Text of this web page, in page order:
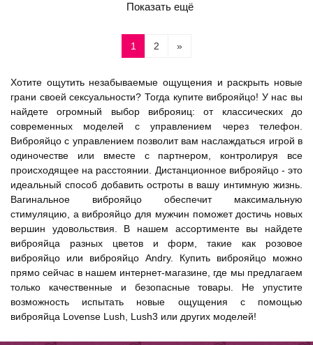
Показать ещё
1 2 »
Хотите ощутить незабываемые ощущения и раскрыть новые
грани своей сексуальности? Тогда купите виброяйцо! У нас вы
найдете огромный выбор виброяиц: от классических до
современных моделей с управлением через телефон.
Виброяйцо с управлением позволит вам наслаждаться игрой в
одиночестве или вместе с партнером, контролируя все
происходящее на расстоянии. Дистанционное виброяйцо - это
идеальный способ добавить остроты в вашу интимную жизнь.
Вагинальное виброяйцо обеспечит максимальную
стимуляцию, а виброяйцо для мужчин поможет достичь новых
вершин удовольствия. В нашем ассортименте вы найдете
виброяйца разных цветов и форм, такие как розовое
виброяйцо или виброяйцо Andry. Купить виброяйцо можно
прямо сейчас в нашем интернет-магазине, где мы предлагаем
только качественные и безопасные товары. Не упустите
возможность испытать новые ощущения с помощью
виброяйца Lovense Lush, Lush3 или других моделей!